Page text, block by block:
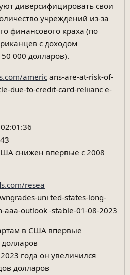
диверсифицировать свои
учреждений из-за
финансового краха (по
с доходом
000 долларов).
americans-are-at-risk-of-
due-to-credit-card-reliianc e-
снижен впервые с 2008
resea
uni ted-states-long-
outlook -stable-01-08-2023
в США впервые
года он увеличился
долларов